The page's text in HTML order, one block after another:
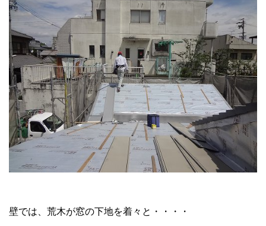
壁では、荒木が窓の下地を着々と・・・・